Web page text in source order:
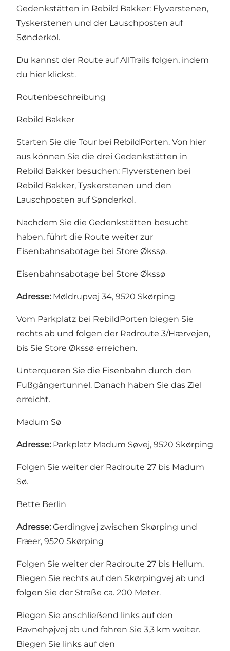
Gedenkstätten in Rebild Bakker: Flyverstenen,
Tyskerstenen und der Lauschposten auf
Sønderkol.
Du kannst der Route auf AllTrails folgen, indem
du hier klickst.
Routenbeschreibung
Rebild Bakker
Starten Sie die Tour bei RebildPorten. Von hier
aus können Sie die drei Gedenkstätten in
Rebild Bakker besuchen: Flyverstenen bei
Rebild Bakker, Tyskerstenen und den
Lauschposten auf Sønderkol.
Nachdem Sie die Gedenkstätten besucht
haben, führt die Route weiter zur
Eisenbahnsabotage bei Store Økssø.
Eisenbahnsabotage bei Store Økssø
Adresse: Møldrupvej 34, 9520 Skørping
Vom Parkplatz bei RebildPorten biegen Sie
rechts ab und folgen der Radroute 3/Hærvejen,
bis Sie Store Økssø erreichen.
Unterqueren Sie die Eisenbahn durch den
Fußgängertunnel. Danach haben Sie das Ziel
erreicht.
Madum Sø
Adresse: Parkplatz Madum Søvej, 9520 Skørping
Folgen Sie weiter der Radroute 27 bis Madum
Sø.
Bette Berlin
Adresse: Gerdingvej zwischen Skørping und
Fræer, 9520 Skørping
Folgen Sie weiter der Radroute 27 bis Hellum.
Biegen Sie rechts auf den Skørpingvej ab und
folgen Sie der Straße ca. 200 Meter.
Biegen Sie anschließend links auf den
Bavnehøjvej ab und fahren Sie 3,3 km weiter.
Biegen Sie links auf den